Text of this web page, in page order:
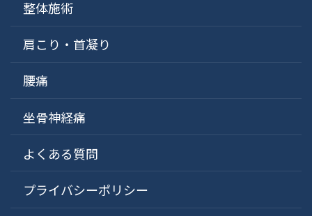
整体施術
肩こり・首凝り
腰痛
坐骨神経痛
よくある質問
プライバシーポリシー